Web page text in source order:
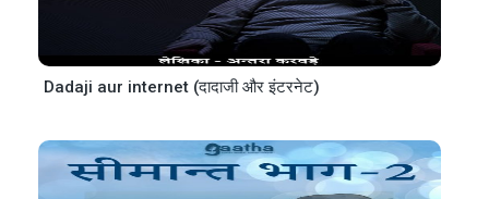
Dadaji aur internet (दादाजी और इंटरनेट)